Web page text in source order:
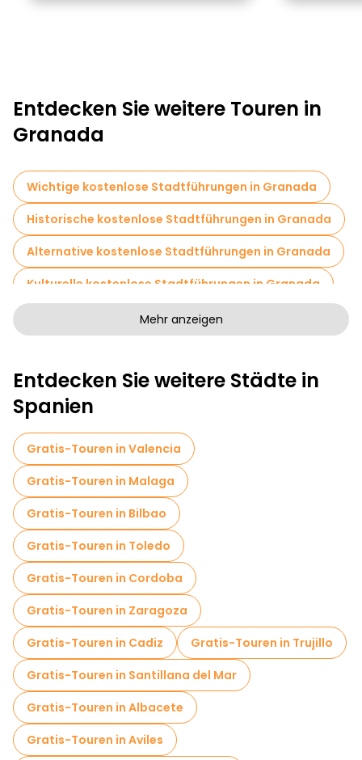
Entdecken Sie weitere Touren in
Granada
Wichtige kostenlose Stadtführungen in Granada
Historische kostenlose Stadtführungen in Granada
Alternative kostenlose Stadtführungen in Granada
Kulturelle kostenlose Stadtführungen in Granada
Kunstfreie Stadtführungen in Granada
Sportaktivitäten in Granada
Selbstgeführte Touren in Granada
Eintrittskarten in Granada
Markttouren in Granada
Lokale Verkostungstouren in Granada
Kostenlose Tagesausflüge in Granada
Kostenlose Nachtwanderungen in Granada
Fahrradtouren in Granada
Food-Touren in Granada
Kostenlose Führungen in der Nähe Alhambra
Mehr anzeigen
Entdecken Sie weitere Städte in
Spanien
Gratis-Touren in Valencia
Gratis-Touren in Malaga
Gratis-Touren in Bilbao
Gratis-Touren in Toledo
Gratis-Touren in Cordoba
Gratis-Touren in Zaragoza
Gratis-Touren in Cadiz
Gratis-Touren in Trujillo
Gratis-Touren in Santillana del Mar
Gratis-Touren in Albacete
Gratis-Touren in Aviles